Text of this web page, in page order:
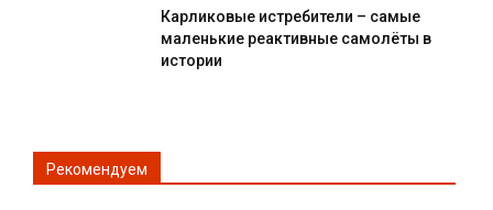
Карликовые истребители – самые
маленькие реактивные самолёты в
истории
Рекомендуем